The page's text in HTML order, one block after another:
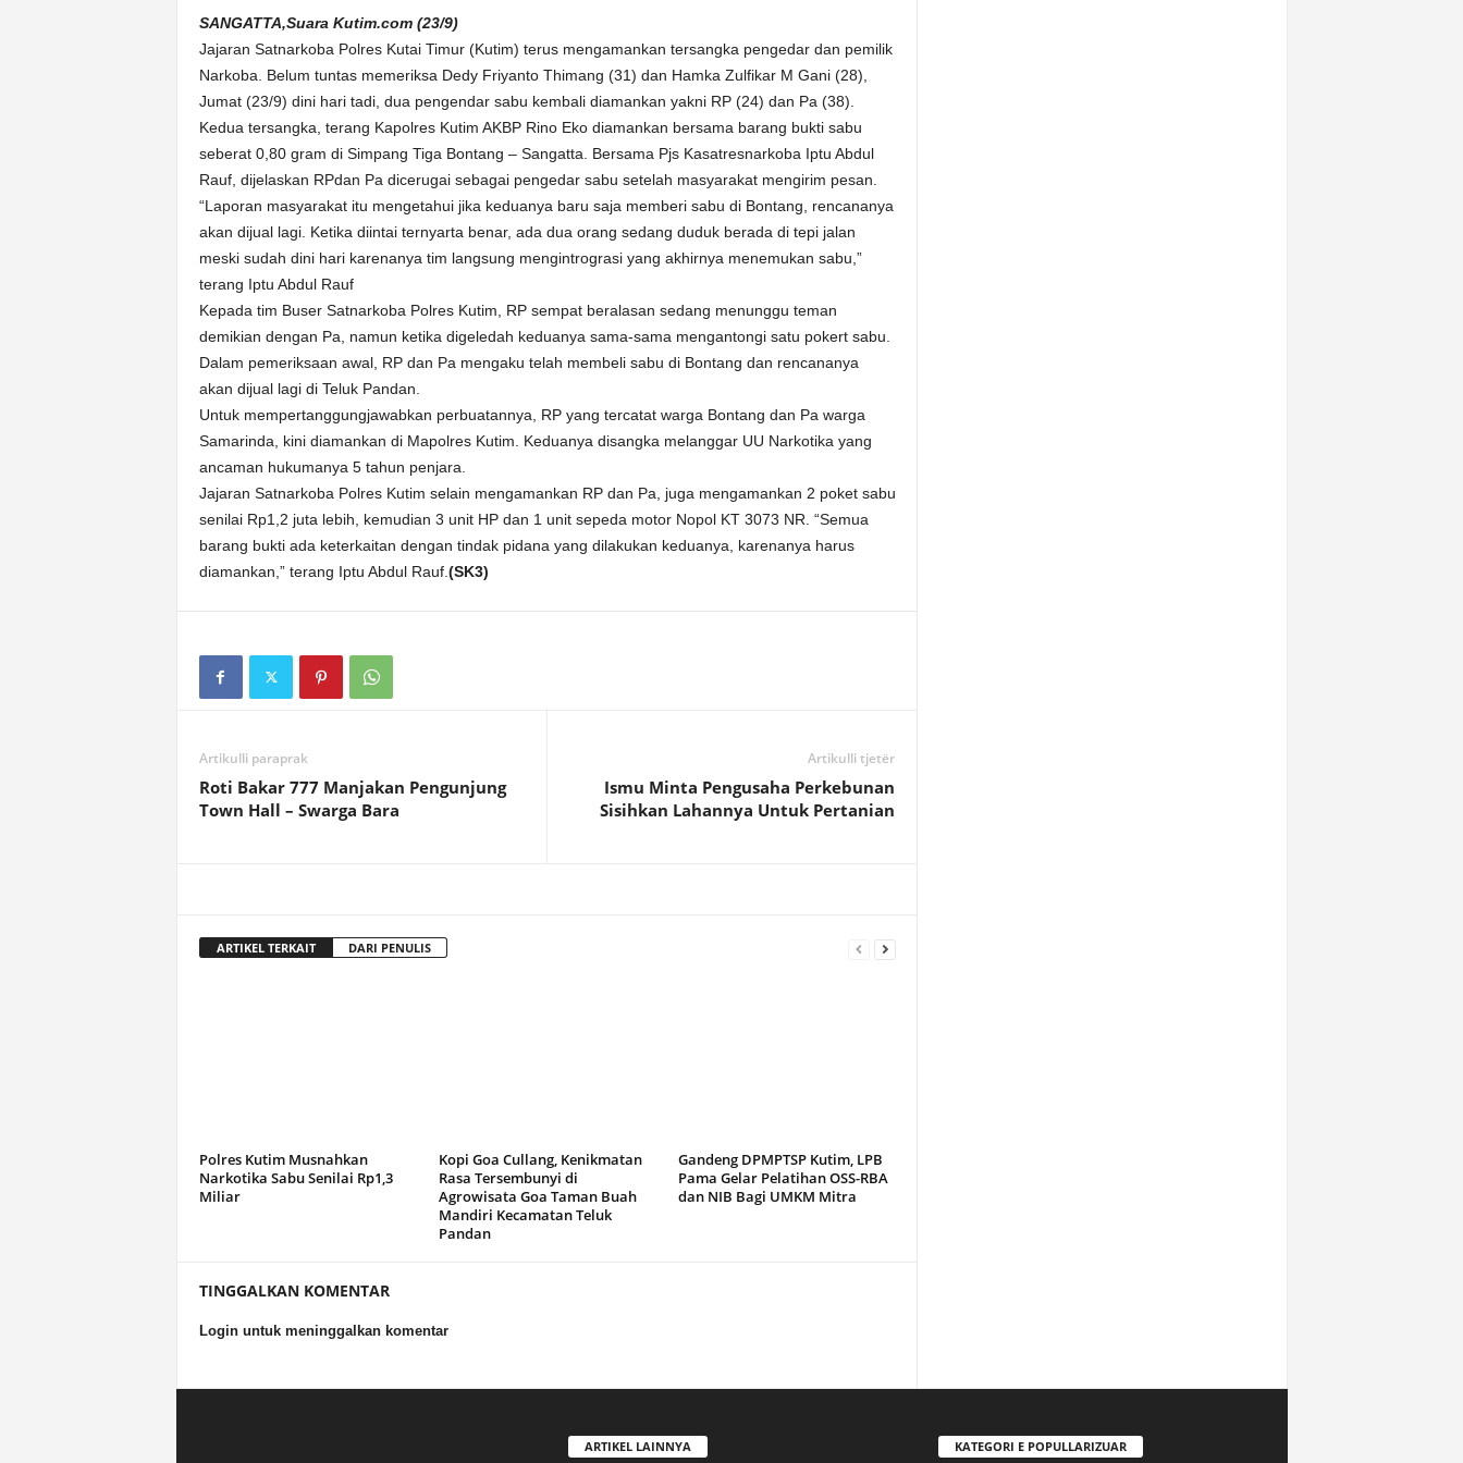
SANGATTA,Suara Kutim.com (23/9)
Jajaran Satnarkoba Polres Kutai Timur (Kutim) terus mengamankan tersangka pengedar dan pemilik
Narkoba. Belum tuntas memeriksa Dedy Friyanto Thimang (31) dan Hamka Zulfikar M Gani (28),
Jumat (23/9) dini hari tadi, dua pengendar sabu kembali diamankan yakni RP (24) dan Pa (38).
Kedua tersangka, terang Kapolres Kutim AKBP Rino Eko diamankan bersama barang bukti sabu
seberat 0,80 gram di Simpang Tiga Bontang – Sangatta. Bersama Pjs Kasatresnarkoba Iptu Abdul
Rauf, dijelaskan RPdan Pa dicerugai sebagai pengedar sabu setelah masyarakat mengirim pesan.
“Laporan masyarakat itu mengetahui jika keduanya baru saja memberi sabu di Bontang, rencananya
akan dijual lagi. Ketika diintai ternyarta benar, ada dua orang sedang duduk berada di tepi jalan
meski sudah dini hari karenanya tim langsung mengintrograsi yang akhirnya menemukan sabu,”
terang Iptu Abdul Rauf
Kepada tim Buser Satnarkoba Polres Kutim, RP sempat beralasan sedang menunggu teman
demikian dengan Pa, namun ketika digeledah keduanya sama-sama mengantongi satu pokert sabu.
Dalam pemeriksaan awal, RP dan Pa mengaku telah membeli sabu di Bontang dan rencananya
akan dijual lagi di Teluk Pandan.
Untuk mempertanggungjawabkan perbuatannya, RP yang tercatat warga Bontang dan Pa warga
Samarinda, kini diamankan di Mapolres Kutim. Keduanya disangka melanggar UU Narkotika yang
ancaman hukumanya 5 tahun penjara.
Jajaran Satnarkoba Polres Kutim selain mengamankan RP dan Pa, juga mengamankan 2 poket sabu
senilai Rp1,2 juta lebih, kemudian 3 unit HP dan 1 unit sepeda motor Nopol KT 3073 NR. “Semua
barang bukti ada keterkaitan dengan tindak pidana yang dilakukan keduanya, karenanya harus
diamankan,” terang Iptu Abdul Rauf. (SK3)
Artikulli paraprak
Roti Bakar 777 Manjakan Pengunjung
Town Hall – Swarga Bara
Artikulli tjetër
Ismu Minta Pengusaha Perkebunan
Sisihkan Lahannya Untuk Pertanian
ARTIKEL TERKAIT DARI PENULIS
Polres Kutim Musnahkan
Narkotika Sabu Senilai Rp1,3
Miliar
Kopi Goa Cullang, Kenikmatan
Rasa Tersembunyi di
Agrowisata Goa Taman Buah
Mandiri Kecamatan Teluk
Pandan
Gandeng DPMPTSP Kutim, LPB
Pama Gelar Pelatihan OSS-RBA
dan NIB Bagi UMKM Mitra
TINGGALKAN KOMENTAR
Login untuk meninggalkan komentar
ARTIKEL LAINNYA KATEGORI E POPULLARIZUAR